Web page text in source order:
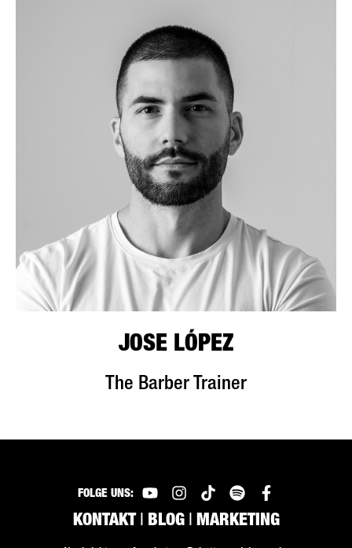
JOSE LÓPEZ
The Barber Trainer
FOLGE UNS:
KONTAKT| BLOG| MARKETING